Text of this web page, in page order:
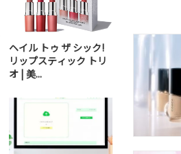
ヘイル トゥ ザ シック!
リップスティック トリ
オ | 美...